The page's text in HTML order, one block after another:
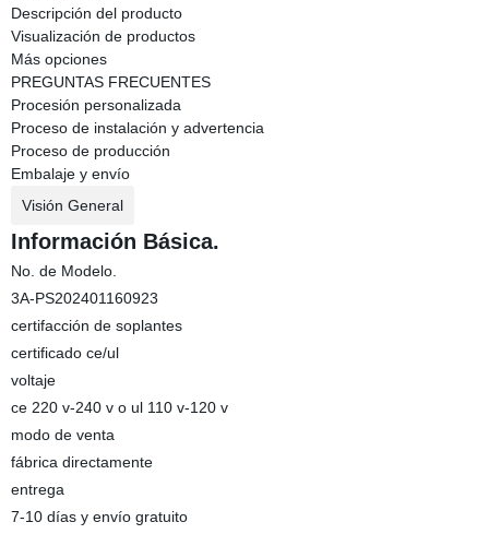
Descripción del producto
Visualización de productos
Más opciones
PREGUNTAS FRECUENTES
Procesión personalizada
Proceso de instalación y advertencia
Proceso de producción
Embalaje y envío
Visión General
Información Básica.
No. de Modelo.
3A-PS202401160923
certifacción de soplantes
certificado ce/ul
voltaje
ce 220 v-240 v o ul 110 v-120 v
modo de venta
fábrica directamente
entrega
7-10 días y envío gratuito